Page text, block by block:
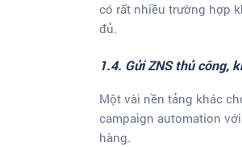
có rất nhiều trường hợp
đủ.
1.4. Gửi ZNS thủ công,
Một vài nền tảng khác
campaign automation
hàng.